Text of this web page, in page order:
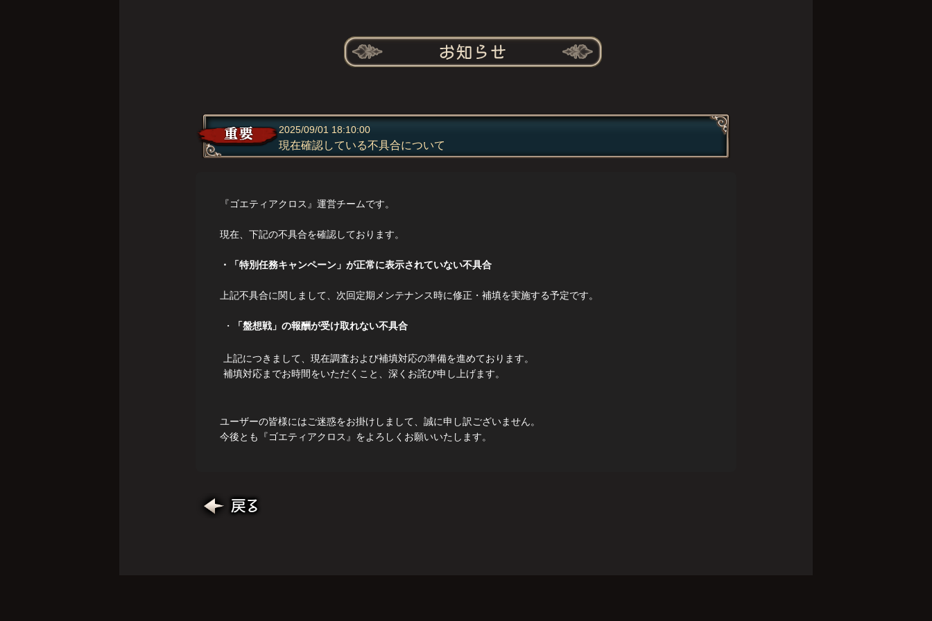
2025/09/01 18:10:00
現在確認している不具合について
『ゴエティアクロス』運営チームです。
現在、下記の不具合を確認しております。
・「特別任務キャンペーン」が正常に表示されていない不具合
上記不具合に関しまして、次回定期メンテナンス時に修正・補填を実施する予定です。
・ 「盤想戦」の報酬が受け取れない不具合
上記につきまして、現在調査および補填対応の準備を進めております。
補填対応までお時間をいただくこと、深くお詫び申し上げます。
ユーザーの皆様にはご迷惑をお掛けしまして、誠に申し訳ございません。
今後とも『ゴエティアクロス』をよろしくお願いいたします。